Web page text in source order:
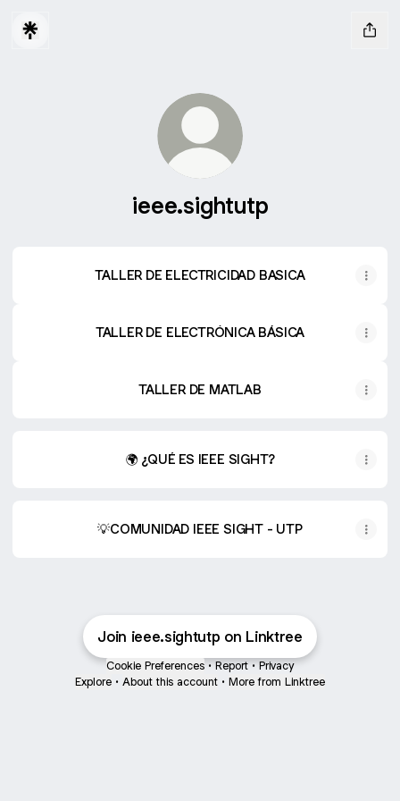
ieee.sightutp
TALLER DE ELECTRICIDAD BASICA
TALLER DE ELECTRÓNICA BÁSICA
TALLER DE MATLAB
🌍 ¿QUÉ ES IEEE SIGHT?
💡COMUNIDAD IEEE SIGHT - UTP
Join ieee.sightutp on Linktree
Cookie Preferences • Report • Privacy
Explore • About this account • More from Linktree